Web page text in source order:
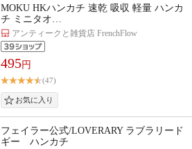
MOKU HKハンカチ 速乾 吸収 軽量 ハンカ
チ ミニタオ…
アンティークと雑貨店 FrenchFlow
495円
(47)
フェイラー公式/LOVERARY ラブラリード
ギー ハンカチ